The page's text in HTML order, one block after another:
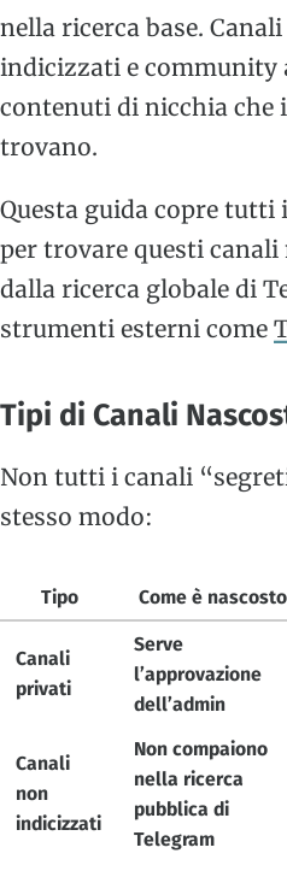
nella ricerca base.
indicizzati e community
contenuti di nicchia che
trovano.
Questa guida copre
per trovare questi canali
dalla ricerca globale di
strumenti esterni come
Tipi di Canali
Non tutti i canali
stesso modo:
Tipo Come è nascosto
Canali
privati
Serve
l’approvazione
dell’admin
Canali
non
indicizzati
Non compaiono
nella ricerca
pubblica di
Telegram